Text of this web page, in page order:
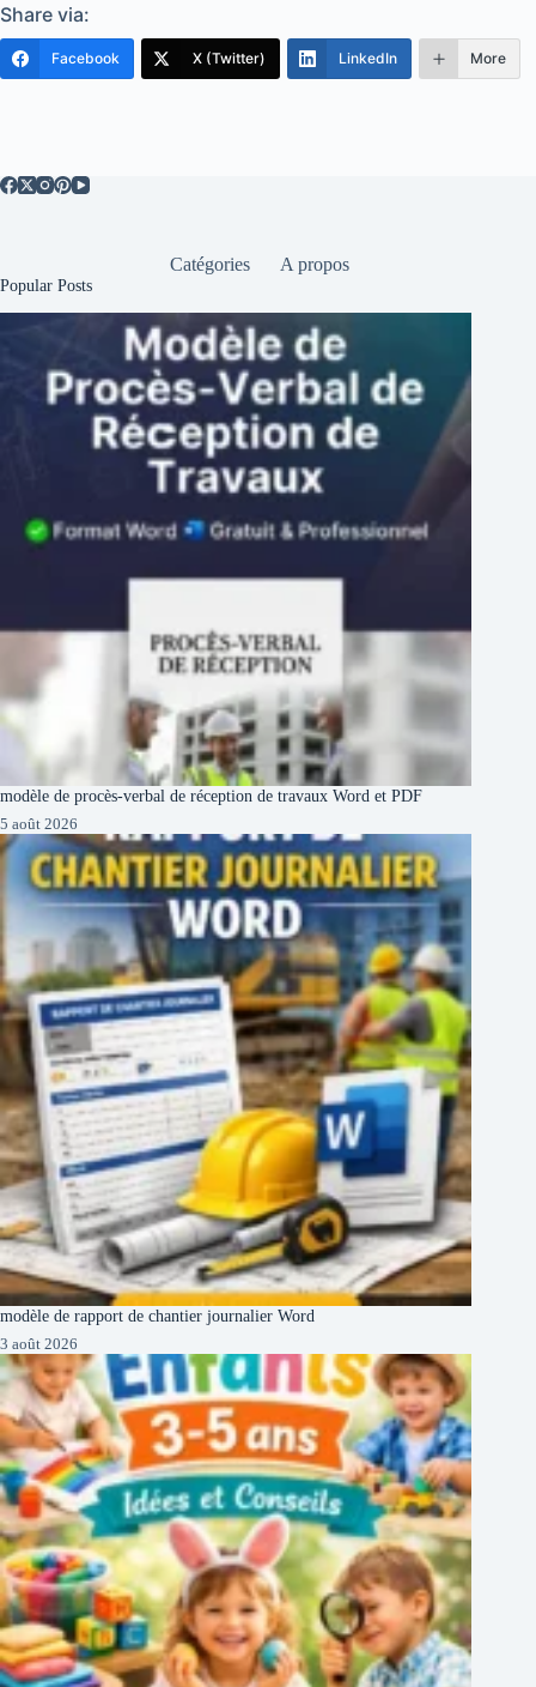
Share via:
Facebook X (Twitter) LinkedIn More
Catégories A propos
Popular Posts
modèle de procès-verbal de réception de travaux Word et PDF
5 août 2026
modèle de rapport de chantier journalier Word
3 août 2026